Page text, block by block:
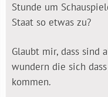
Stunde um
Staat so etwas zu?
Glaubt mir, dass sind
wundern die sich
kommen.